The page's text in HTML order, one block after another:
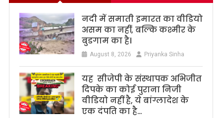
नदी में समाती इमारत का वीडियो
असम का नहीं, बल्कि कश्मीर के
बुडगाम का है।
August 8, 2026 Priyanka Sinha
यह सीजेपी के संस्थापक अभिजीत
दिपके का कोई पुराना निजी
वीडियो नहीं है, ये बांग्लादेश के
एक दंपति का है…